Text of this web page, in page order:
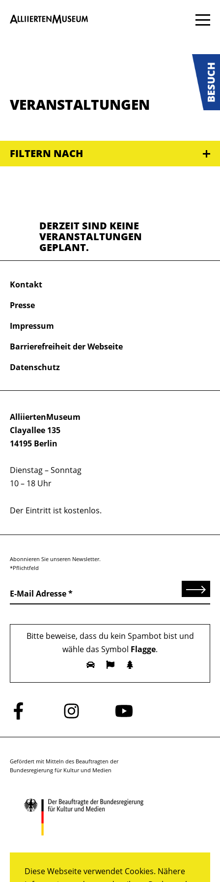
Diese Webseite verwendet Cookies. Nähere
VERANSTALTUNGEN
FILTERN NACH
DERZEIT SIND KEINE
VERANSTALTUNGEN
GEPLANT.
AlliiertenMuseum
Clayallee 135
14195 Berlin
Dienstag – Sonntag
10 – 18 Uhr
Der Eintritt ist kostenlos.
Kontakt
Presse
Impressum
Barrierefreiheit der Webseite
Datenschutz
Abonnieren Sie unseren Newsletter.
*Pflichtfeld
E-Mail Adresse Senden
Bitte beweise, dass du kein Spambot bist und
wähle das Symbol Flagge.
Folge
uns
auf
Folge
uns
auf
Folge
auf
Gefördert mit Mitteln des Beauftragten der
Bundesregierung für Kultur und Medien